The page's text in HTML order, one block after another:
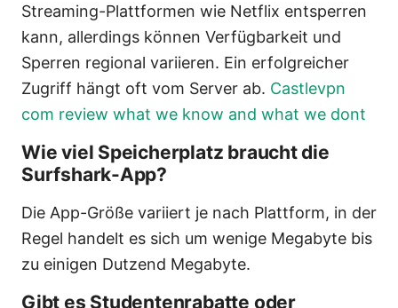
Streaming-Plattformen wie Netflix entsperren
kann, allerdings können Verfügbarkeit und
Sperren regional variieren. Ein erfolgreicher
Zugriff hängt oft vom Server ab. Castlevpn
com review what we know and what we dont
Wie viel Speicherplatz braucht die
Surfshark-App?
Die App-Größe variiert je nach Plattform, in der
Regel handelt es sich um wenige Megabyte bis
zu einigen Dutzend Megabyte.
Gibt es Studentenrabatte oder